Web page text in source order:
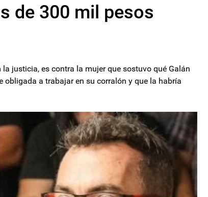
de 300 mil pesos
justicia, es contra la mujer que sostuvo qué Galán
obligada a trabajar en su corralón y que la habría